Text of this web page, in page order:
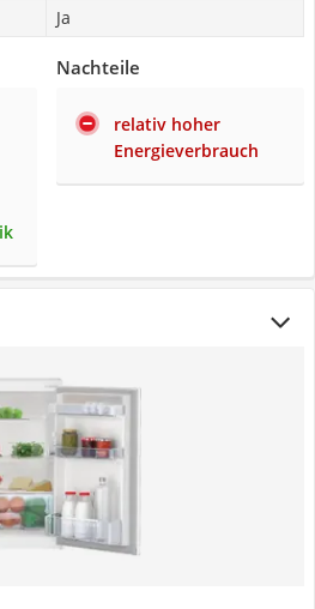
Ja
Nachteile
relativ hoher
Energieverbrauch